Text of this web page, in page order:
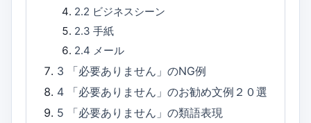
2.2 ビジネスシーン
2.3 手紙
2.4 メール
3
「必要ありません」のNG例
4
「必要ありません」のお勧め文例２０選
5
「必要ありません」の類語表現